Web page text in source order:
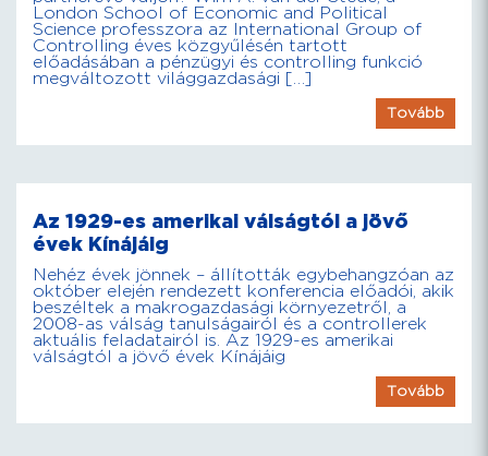
London School of Economic and Political
Science professzora az International Group of
Controlling éves közgyűlésén tartott
előadásában a pénzügyi és controlling funkció
megváltozott világgazdasági […]
Tovább
Az 1929-es amerikai válságtól a jövő
évek Kínájáig
Nehéz évek jönnek – állították egybehangzóan az
október elején rendezett konferencia előadói, akik
beszéltek a makrogazdasági környezetről, a
2008-as válság tanulságairól és a controllerek
aktuális feladatairól is. Az 1929-es amerikai
válságtól a jövő évek Kínájáig
Tovább